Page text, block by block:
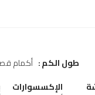
طول الكم أكمام
الإكسسوارات